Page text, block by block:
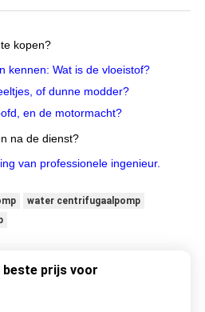
kopen?
kennen: Wat is de vloeistof?
of dunne modder?
en de motormacht?
na de dienst?
van professionele ingenieur.
water centrifugaalpomp
beste prijs voor